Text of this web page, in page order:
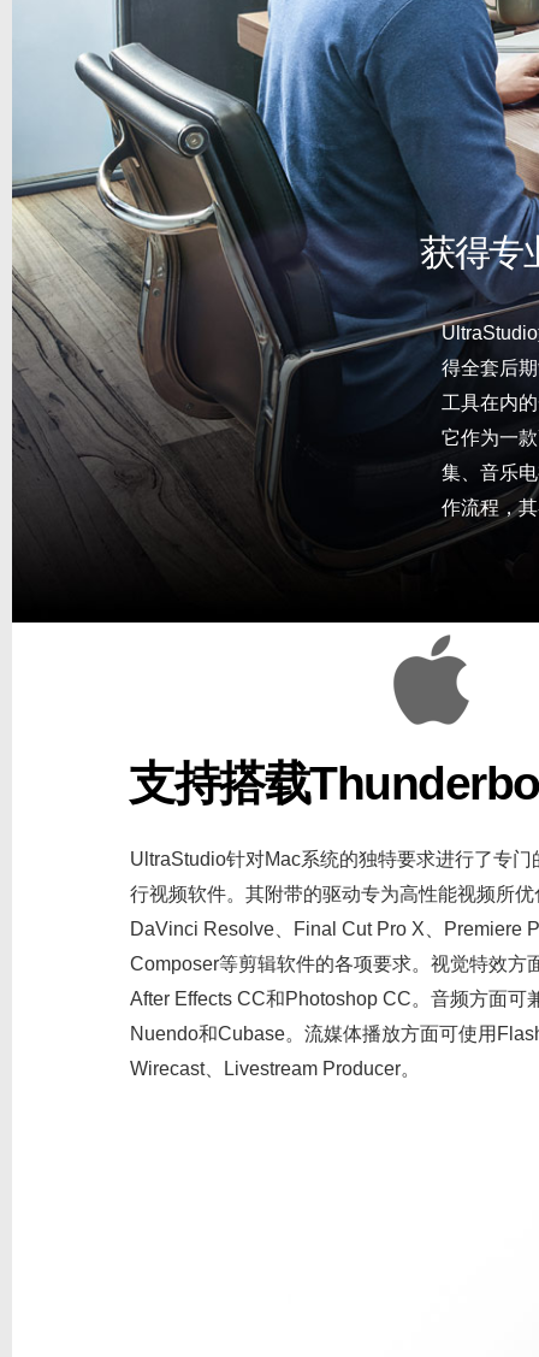
支持搭载
UltraStudio针对Mac系统的独特要求进行了专
行视频软件。其附带的驱动专为高性能视频所
DaVinci Resolve、Final Cut Pro X、Premiere
Composer等剪辑软件的各项要求。视觉特效方
After Effects CC和Photoshop CC。音频方面可
Nuendo和Cubase。流媒体播放方面可使用
Wirecast、Livestream Producer。
获得专
得全套后
工具在内
它作为一
集、音乐
作流程，